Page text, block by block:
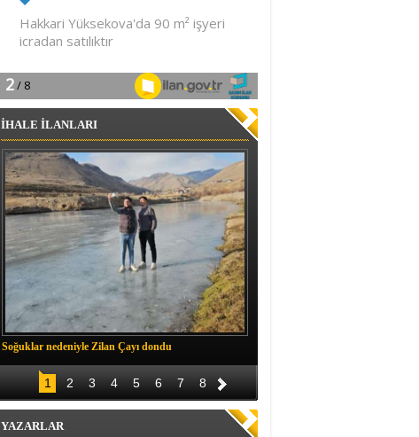
İHALE İLANLARI
Soğuklar nedeniyle Zilan Çayı dondu
1 2 3 4 5 6 7 8
YAZARLAR